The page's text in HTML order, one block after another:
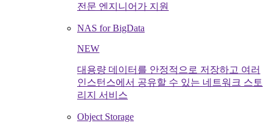
전문 엔지니어가 지원
NAS for BigData
NEW
대용량 데이터를 안정적으로 저장하고 여러
인스턴스에서 공유할 수 있는 네트워크 스토
리지 서비스
Object Storage